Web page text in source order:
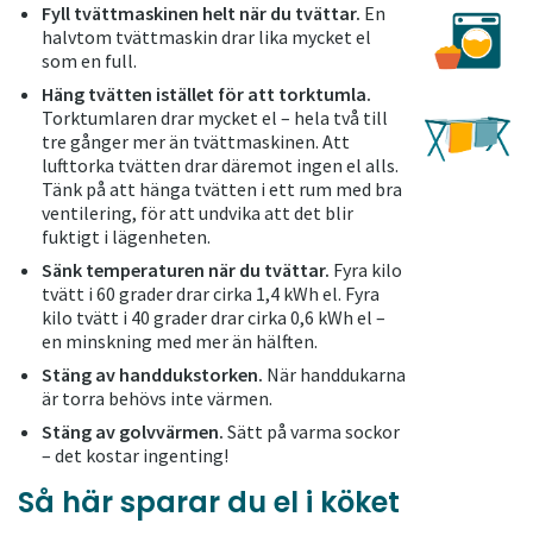
Fyll tvättmaskinen helt när du tvättar. En
halvtom tvättmaskin drar lika mycket el
som en full.
Häng tvätten istället för att torktumla.
Torktumlaren drar mycket el – hela två till
tre gånger mer än tvättmaskinen. Att
lufttorka tvätten drar däremot ingen el alls.
Tänk på att hänga tvätten i ett rum med bra
ventilering, för att undvika att det blir
fuktigt i lägenheten.
Sänk temperaturen när du tvättar. Fyra kilo
tvätt i 60 grader drar cirka 1,4 kWh el. Fyra
kilo tvätt i 40 grader drar cirka 0,6 kWh el –
en minskning med mer än hälften.
Stäng av handdukstorken. När handdukarna
är torra behövs inte värmen.
Stäng av golvvärmen. Sätt på varma sockor
– det kostar ingenting!
Så här sparar du el i köket